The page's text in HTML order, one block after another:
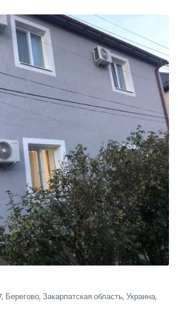
Берегово, Закарпатская область, Украина,